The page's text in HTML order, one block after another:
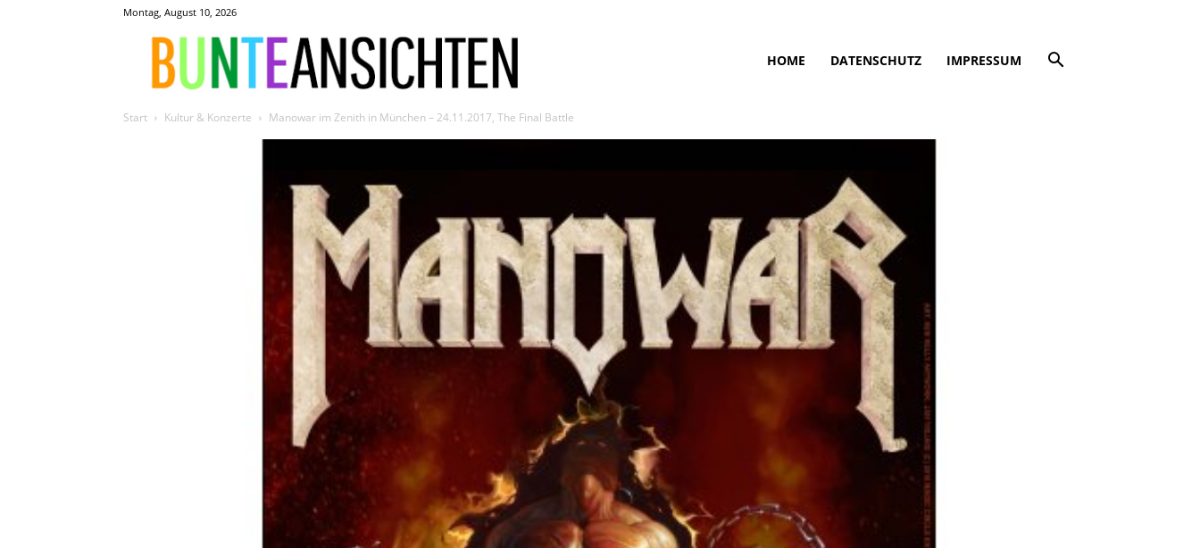
Montag, August 10, 2026
HOME DATENSCHUTZ IMPRESSUM
Start Kultur & Konzerte Manowar im Zenith in München – 24.11.2017, The Final Battle